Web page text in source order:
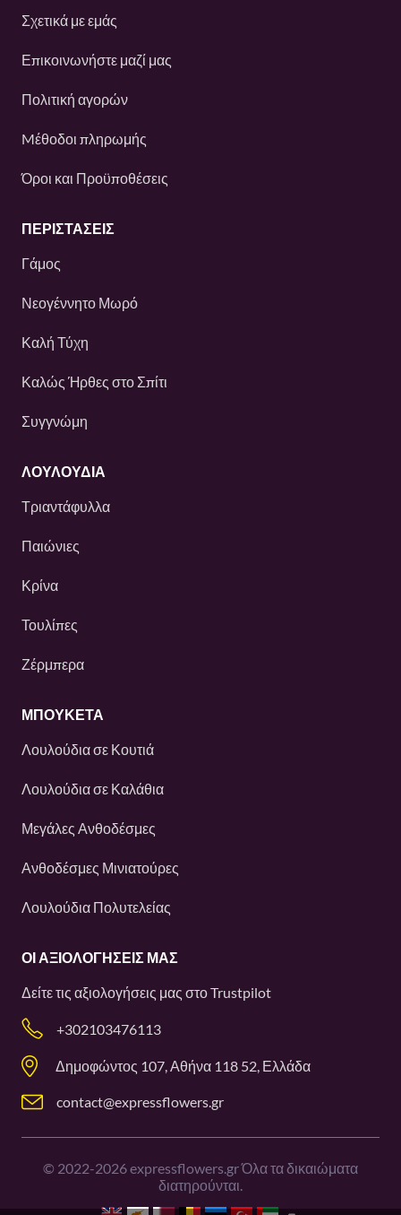
Σχετικά με εμάς
Επικοινωνήστε μαζί μας
Πολιτική αγορών
Mέθοδοι πληρωμής
Όροι και Προϋποθέσεις
ΠΕΡΙΣΤΆΣΕΙΣ
Γάμος
Νεογέννητο Μωρό
Καλή Τύχη
Καλώς Ήρθες στο Σπίτι
Συγγνώμη
ΛΟΥΛΟΎΔΙΑ
Τριαντάφυλλα
Παιώνιες
Κρίνα
Τουλίπες
Ζέρμπερα
ΜΠΟΥΚΕΤΑ
Λουλούδια σε Κουτιά
Λουλούδια σε Καλάθια
Μεγάλες Ανθοδέσμες
Ανθοδέσμες Μινιατούρες
Λουλούδια Πολυτελείας
ΟΙ ΑΞΙΟΛΟΓΉΣΕΙΣ ΜΑΣ
Δείτε τις αξιολογήσεις μας στοTrustpilot
+302103476113
Δημοφώντος 107, Αθήνα 118 52, Ελλάδα
contact@expressflowers.gr
© 2022-2026expressflowers.gr Όλα τα δικαιώματα
διατηρούνται.